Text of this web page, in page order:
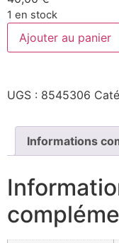
1 en stock
Ajouter au panier
UGS : 8545306
Informations